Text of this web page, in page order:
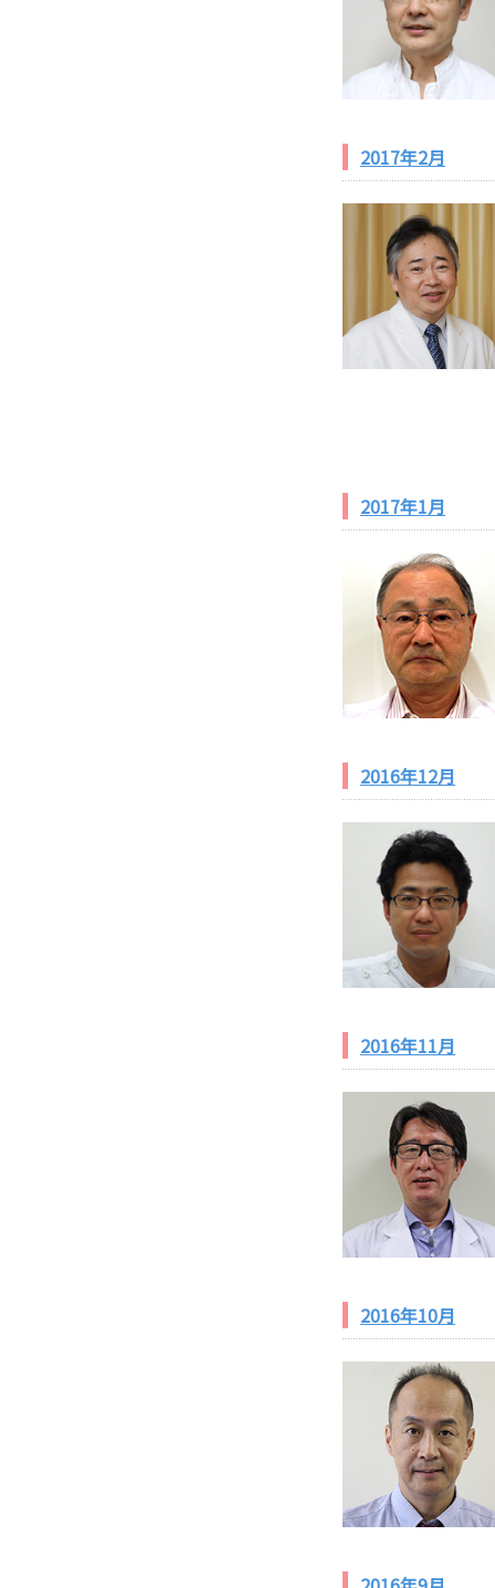
2017年2月
2017年1月
2016年12月
2016年11月
2016年10月